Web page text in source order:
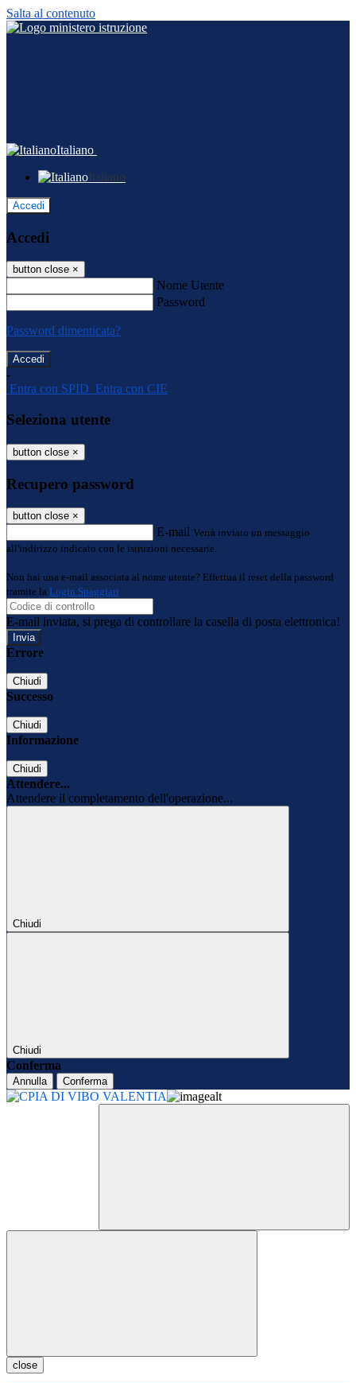
Salta al contenuto
Italiano
Italiano
Accedi
Accedi
button close ×
Nome Utente
Password
Password dimenticata?
-
Entra con SPID Entra con CIE
Seleziona utente
button close ×
Recupero password
button close ×
E-mail Verrà inviato un messaggio
all'indirizzo indicato con le istruzioni necessarie.
Non hai una e-mail associata al nome utente? Effettua il reset della password
tramite la Login Spaggiari
E-mail inviata, si prega di controllare la casella di posta elettronica!
Errore
Chiudi
Successo
Chiudi
Informazione
Chiudi
Attendere...
Attendere il completamento dell'operazione...
Chiudi
Chiudi
Conferma
Annulla Conferma
close